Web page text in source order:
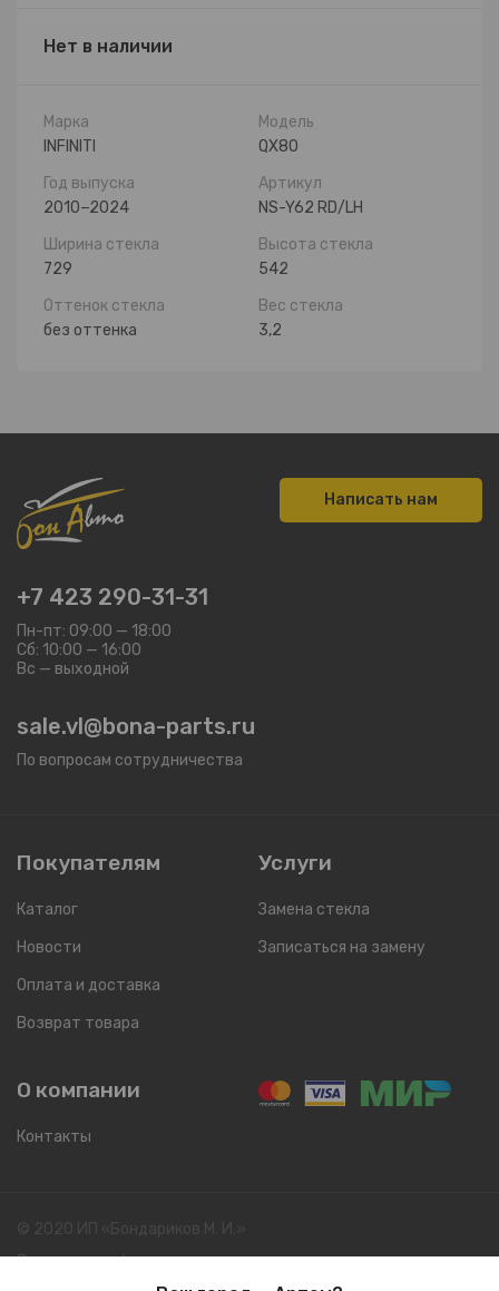
Нет в наличии
Марка
INFINITI
Модель
QX80
Год выпуска
2010−2024
Артикул
NS-Y62 RD/LH
Ширина стекла
729
Высота стекла
542
Оттенок стекла
без оттенка
Вес стекла
3,2
+7 423 290-31-31
Пн-пт: 09:00 — 18:00
Сб: 10:00 — 16:00
Вс — выходной
sale.vl@bona-parts.ru
По вопросам сотрудничества
Написать нам
Покупателям
Каталог
Новости
Оплата и доставка
Возврат товара
Услуги
Замена стекла
Записаться на замену
О компании
Контакты
Политика конфиденциальности